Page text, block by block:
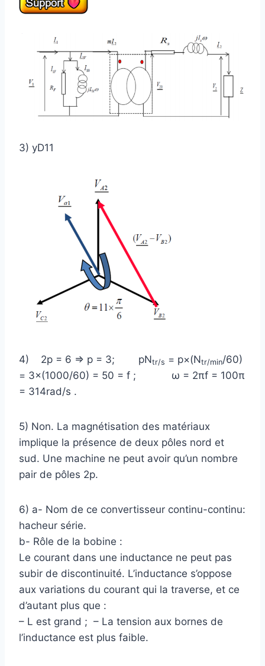
3) yD11
4) 2p = 6 ⇒ p = 3; pNtr/s = p×(Ntr/min/60)
= 3×(1000/60) = 50 = f ; ω = 2πf = 100π
= 314rad/s .
5) Non. La magnétisation des matériaux
implique la présence de deux pôles nord et
sud. Une machine ne peut avoir qu’un nombre
pair de pôles 2p.
6) a- Nom de ce convertisseur continu-continu:
hacheur série.
b- Rôle de la bobine :
Le courant dans une inductance ne peut pas
subir de discontinuité. L’inductance s’oppose
aux variations du courant qui la traverse, et ce
d’autant plus que :
– L est grand ; – La tension aux bornes de
l’inductance est plus faible.